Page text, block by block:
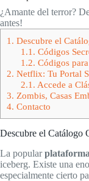
¿Amante del terror?
antes!
1. Descubre el
1.1. Códigos
1.2. Códigos
2. Netflix: Tu Portal
2.1. Accede a
3. Zombis, Casas
4. Contacto
Descubre el Catálogo
La popular
iceberg. Existe una
especialmente cierto